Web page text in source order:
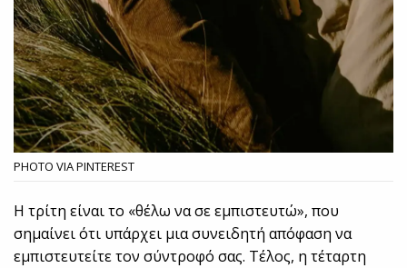
PHOTO VIA PINTEREST
Η τρίτη είναι το «θέλω να σε εμπιστευτώ», που
σημαίνει ότι υπάρχει μια συνειδητή απόφαση να
εμπιστευτείτε τον σύντροφό σας. Τέλος, η τέταρτη